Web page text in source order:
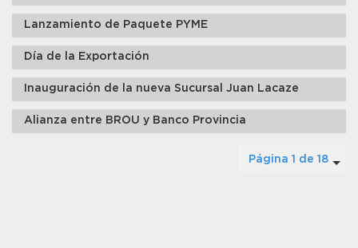
Lanzamiento de Paquete PYME
Día de la Exportación
Inauguración de la nueva Sucursal Juan Lacaze
Alianza entre BROU y Banco Provincia
Página 1 de 18